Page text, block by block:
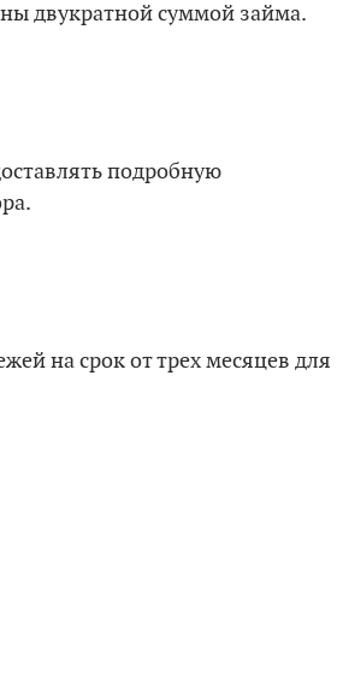
двукратной суммой займа.
подробную
на срок от трех месяцев для